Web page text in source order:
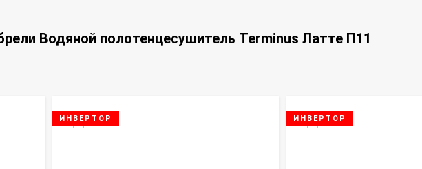
Водяной полотенцесушитель Terminus Латте П11
ИНВЕРТОР ИНВЕРТОР